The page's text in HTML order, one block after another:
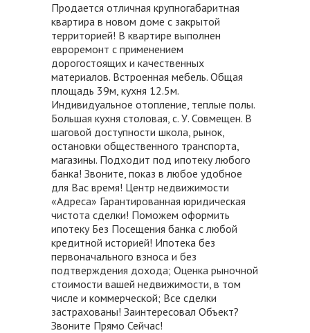
Продается отличная крупногабаритная
квартира в новом доме с закрытой
территорией! В квартире выполнен
евроремонт с применением
дорогостоящих и качественных
материалов. Встроенная мебель. Общая
площадь 39м, кухня 12.5м.
Индивидуальное отопление, теплые полы.
Большая кухня столовая, с. У. Совмещен. В
шаговой доступности школа, рынок,
остановки общественного транспорта,
магазины. Подходит под ипотеку любого
банка! Звоните, показ в любое удобное
для Вас время! Центр недвижимости
«Адреса» Гарантированная юридическая
чистота сделки! Поможем оформить
ипотеку Без Посещения банка с любой
кредитной историей! Ипотека без
первоначального взноса и без
подтверждения дохода; Оценка рыночной
стоимости вашей недвижимости, в том
числе и коммерческой; Все сделки
застрахованы! Заинтересовал Объект?
Звоните Прямо Сейчас!